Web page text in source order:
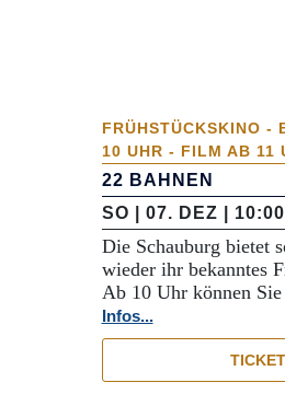
FRÜHSTÜCKSKINO -
10 UHR - FILM AB 11
22 BAHNEN
SO | 07. DEZ |
Die Schauburg bietet
wieder ihr bekanntes
Ab 10 Uhr können
Infos...